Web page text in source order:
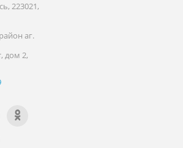
223021,
аг.
дом 2,